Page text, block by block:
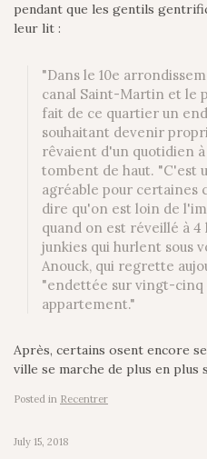
pendant que les gentils
leur lit :
"Dans le 10e
canal Saint-Martin et le
fait de ce quartier un
souhaitant devenir
rêvaient d'un quotidien à
tombent de haut. "C'est
agréable pour certaines
dire qu'on est loin de
quand on est réveillé à
junkies qui hurlent sous
Anouck, qui regrette
"endettée sur vingt-cinq
appartement."
Après, certains osent encore
ville se marche de plus en plus
Posted in Recentrer
July 15, 2018